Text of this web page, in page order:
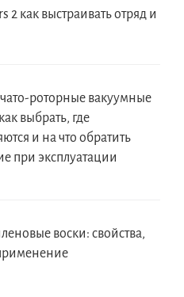
2 как выстраивать отряд и
роторные вакуумные
выбрать, где
и на что обратить
при эксплуатации
воски: свойства,